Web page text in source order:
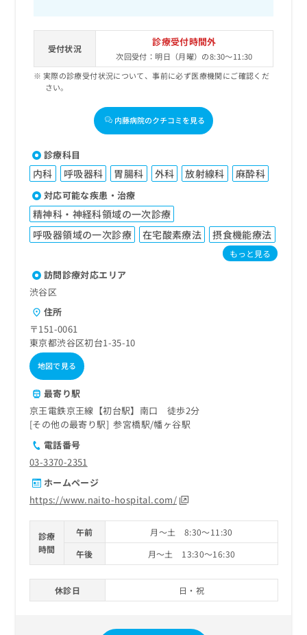
受付状況
診療受付時間外
次回受付：明日（月曜）の8:30～11:30
実際の診療受付状況について、事前に必ず医療機関にご確認くだ
さい。
内藤病院のクチコミを見る
診療科目
内科 呼吸器科 胃腸科 外科 放射線科 麻酔科
対応可能な疾患・治療
精神科・神経科領域の一次診療
呼吸器領域の一次診療
在宅酸素療法 摂食機能療法
もっと見る
訪問診療対応エリア
渋谷区
住所
〒151-0061
東京都渋谷区初台1-35-10
地図で見る
最寄り駅
京王電鉄京王線【初台駅】南口 徒歩2分
その他の最寄り駅
参宮橋駅 幡ヶ谷駅
電話番号
03-3370-2351
ホームページ
https://www.naito-hospital.com/
診療
時間
午前
月～土 8:30～11:30
午後
月～土 13:30～16:30
休診日 日・祝